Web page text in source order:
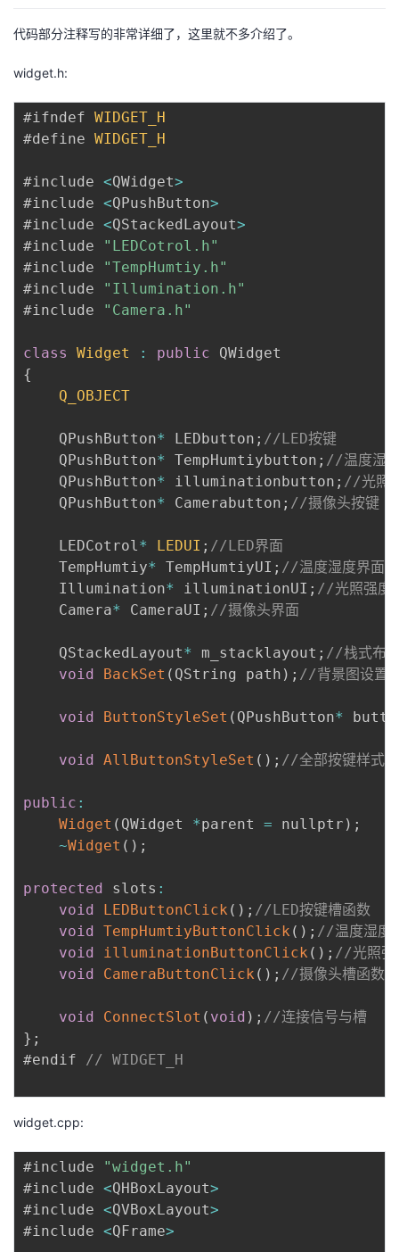
代码部分注释写的非常详细了，这里就不多介绍了。
widget.h:
#ifndef WIDGET_H
#define WIDGET_H
#include <QWidget>
#include <QPushButton>
#include <QStackedLayout>
#include
"LEDCotrol.h"
#include
"TempHumtiy.h"
#include
"Illumination.h"
#include
"Camera.h"
class Widget : public
{
Q_OBJECT
    QPushButton
* LEDbutton ; //LED按键
    QPushButton
* TempHumtiybutton ; //温度湿
    QPushButton
* illuminationbutton ; //光照
    QPushButton
* Camerabutton ; //摄像头按键
    LEDCotrol
* LEDUI ; //LED界面
    TempHumtiy
* TempHumtiyUI ; //温度湿度界面
    Illumination
* illuminationUI ; //光照强度
    Camera
* CameraUI ; //摄像头界面
    QStackedLayout
* m_stacklayout ; //栈式布
void
BackSet ( QString path ) ; //背景图设置
void ButtonStyleSet ( QPushButton*
void AllButtonStyleSet ( ) ; //全部按键样式
public :
Widget ( QWidget *parent = nullptr ) ;
~Widget ( ) ;
protected slots :
void
LEDButtonClick ( ) ; //LED按键槽函数
void
TempHumtiyButtonClick ( ) ; //温度湿度
void
illuminationButtonClick ( ) ; //光照强
void
CameraButtonClick ( ) ; //摄像头槽函数
void ConnectSlot ( void ) ; //连接信号与槽
} ;
#endif // WIDGET_H
widget.cpp:
#include
"widget.h"
#include <QHBoxLayout>
#include <QVBoxLayout>
#include <QFrame>